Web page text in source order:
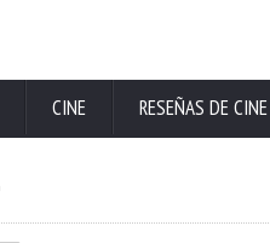
CINE RESEÑAS DE CINE